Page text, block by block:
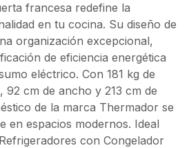
francesa redefine la
en tu cocina. Su diseño de
organización excepcional,
de eficiencia energética
eléctrico. Con 181 kg de
92 cm de ancho y 213 cm de
de la marca Thermador se
en espacios modernos. Ideal
con Congelador